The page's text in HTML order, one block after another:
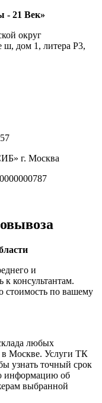
- 21 Век»
округ
дом 1, литера Р3,
г. Москва
и
к консультантам.
стоимость по вашему
любых
в Москве. Услуги ТК
узнать точный срок
информацию об
выбранной